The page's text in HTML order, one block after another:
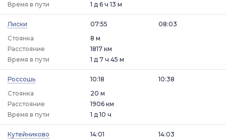
Время в пути
1 д 6 ч 13 м
Лиски
07:55
Стоянка
8 м
08:03
Расстояние
1817 км
Время в пути
1 д 7 ч 45 м
Россошь
10:18
Стоянка
20 м
10:38
Расстояние
1906 км
Время в пути
1 д 10 ч
Кутейниково
14:01
14:03